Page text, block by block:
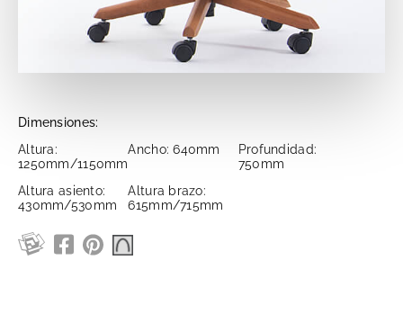
Dimensiones:
Altura:
1250mm/1150mm
Ancho: 640mm
Profundidad:
750mm
Altura asiento:
430mm/530mm
Altura brazo:
615mm/715mm